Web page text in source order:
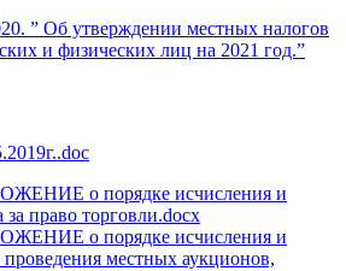
” Об утверждении местных налогов
и физических лиц на 2021 год.”
о порядке исчисления и
за право торговли.docx
о порядке исчисления и
проведения местных аукционов,